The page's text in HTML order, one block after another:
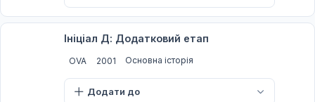
Ініціал Д: Додатковий етап
OVA 2001 Основна історія
Додати до